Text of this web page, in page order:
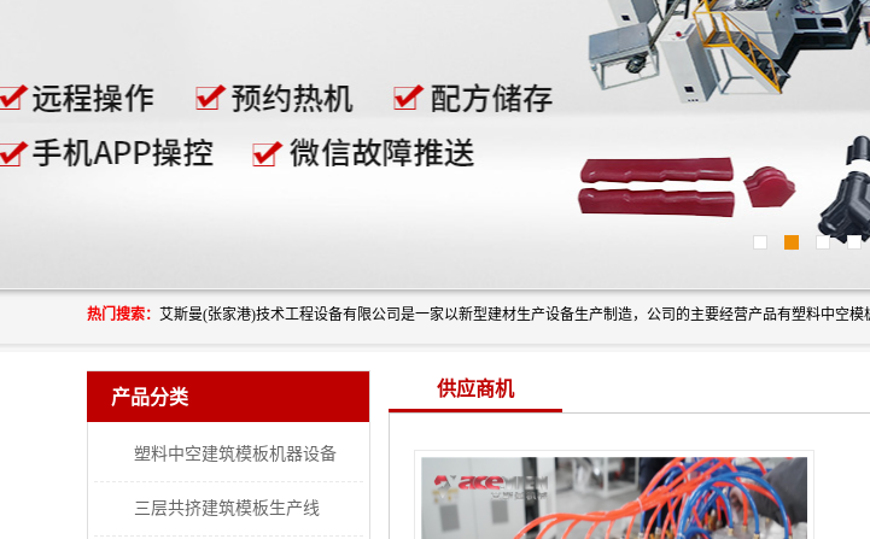
热门搜索：
产品分类
塑料中空建筑模板机器设备
三层共挤建筑模板生产线
供应商机